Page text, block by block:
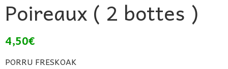
Poireaux ( 2 bottes )
4,50€
PORRU FRESKOAK